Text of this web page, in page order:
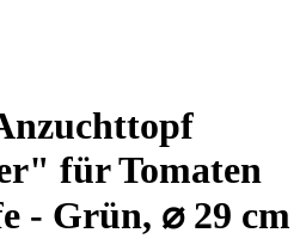
für Tomaten
- Grün, ⌀ 29 cm